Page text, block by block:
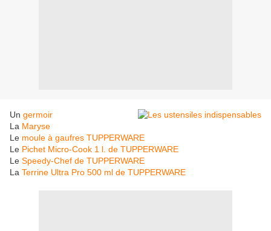
Un germoir
La Maryse
Le moule à gaufres TUPPERWARE
Le Pichet Micro-Cook 1 l. de TUPPERWARE
Le Speedy-Chef de TUPPERWARE
La Terrine Ultra Pro 500 ml de TUPPERWARE